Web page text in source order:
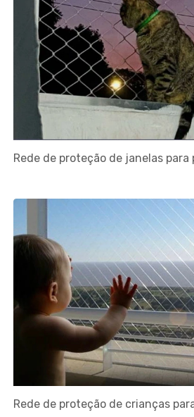
Rede de proteção de janelas para
Rede de proteção de crianças